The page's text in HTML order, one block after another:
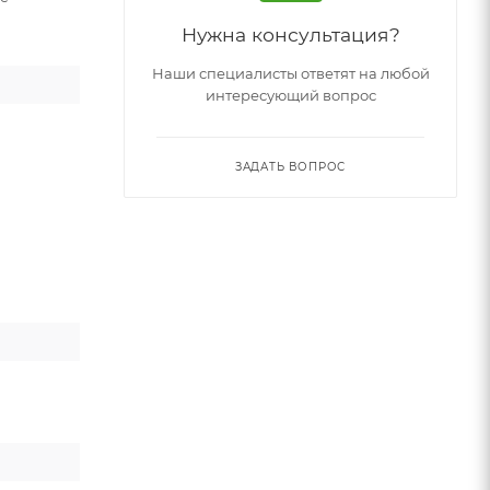
Нужна консультация?
Наши специалисты ответят на любой
интересующий вопрос
ЗАДАТЬ ВОПРОС